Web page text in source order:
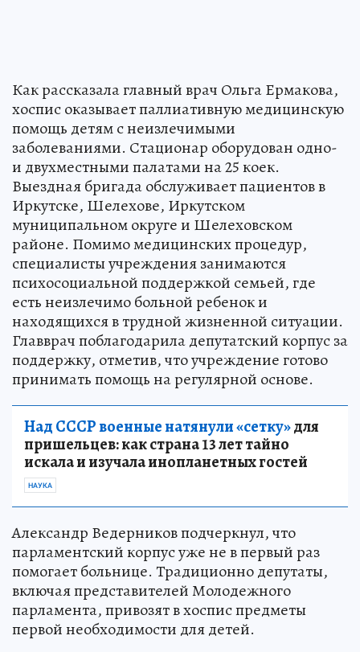
Как рассказала главный врач Ольга Ермакова,
хоспис оказывает паллиативную медицинскую
помощь детям с неизлечимыми
заболеваниями. Стационар оборудован одно-
и двухместными палатами на 25 коек.
Выездная бригада обслуживает пациентов в
Иркутске, Шелехове, Иркутском
муниципальном округе и Шелеховском
районе. Помимо медицинских процедур,
специалисты учреждения занимаются
психосоциальной поддержкой семьей, где
есть неизлечимо больной ребенок и
находящихся в трудной жизненной ситуации.
Главврач поблагодарила депутатский корпус за
поддержку, отметив, что учреждение готово
принимать помощь на регулярной основе.
Над СССР военные натянули «сетку»для
пришельцев: как страна 13 лет тайно
искала и изучала инопланетных гостей
НАУКА
Александр Ведерников подчеркнул, что
парламентский корпус уже не в первый раз
помогает больнице. Традиционно депутаты,
включая представителей Молодежного
парламента, привозят в хоспис предметы
первой необходимости для детей.